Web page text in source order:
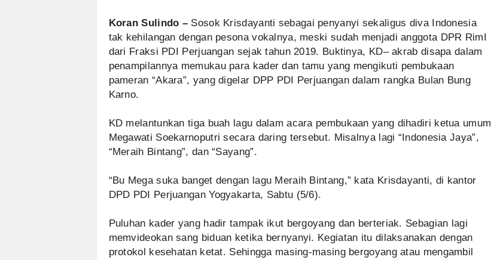
Koran Sulindo – Sosok Krisdayanti sebagai penyanyi sekaligus diva Indonesia
tak kehilangan dengan pesona vokalnya, meski sudah menjadi anggota DPR RimI
dari Fraksi PDI Perjuangan sejak tahun 2019. Buktinya, KD– akrab disapa dalam
penampilannya memukau para kader dan tamu yang mengikuti pembukaan
pameran “Akara”, yang digelar DPP PDI Perjuangan dalam rangka Bulan Bung
Karno.
KD melantunkan tiga buah lagu dalam acara pembukaan yang dihadiri ketua umum
Megawati Soekarnoputri secara daring tersebut. Misalnya lagi “Indonesia Jaya”,
“Meraih Bintang”, dan “Sayang”.
“Bu Mega suka banget dengan lagu Meraih Bintang,” kata Krisdayanti, di kantor
DPD PDI Perjuangan Yogyakarta, Sabtu (5/6).
Puluhan kader yang hadir tampak ikut bergoyang dan berteriak. Sebagian lagi
memvideokan sang biduan ketika bernyanyi. Kegiatan itu dilaksanakan dengan
protokol kesehatan ketat. Sehingga masing-masing bergoyang atau mengambil